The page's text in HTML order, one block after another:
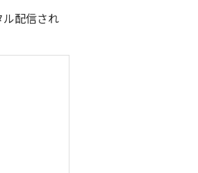
ル配信され